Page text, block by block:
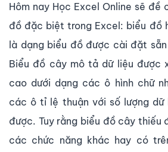
Hôm nay Học Excel Online sẽ đề
đồ đặc biệt trong Excel: biểu đồ
là dạng biểu đồ được cài đặt
Biểu đồ cây mô tả dữ liệu được
cao dưới dạng các ô hình chữ
các ô tỉ lệ thuận với số lượng dữ
được. Tuy rằng biểu đồ cây thiếu
các chức năng khác hay có